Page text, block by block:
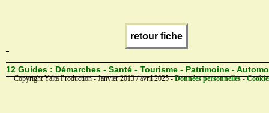
retour fiche
12 Guides : Démarches - Santé - Tourisme - Patrimoine -
Copyright Yalta Production - Janvier 2013 / avril 2025 -Données personnelles -